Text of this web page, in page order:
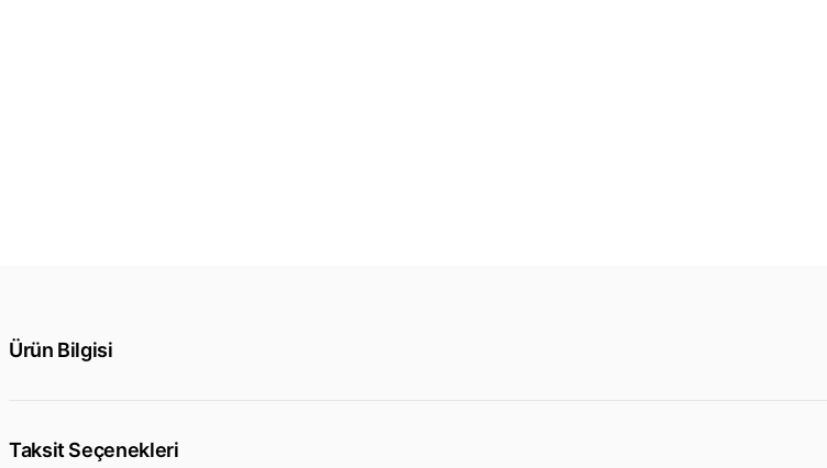
Ürün Bilgisi
Taksit Seçenekleri